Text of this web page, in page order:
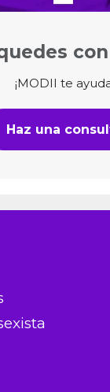
¡MODII te
Haz una